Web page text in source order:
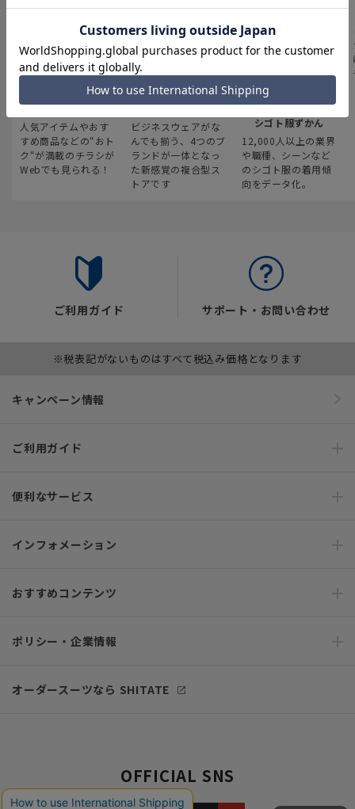
最新のお買い得情報
人気アイテムやおす
すめ商品などの“おト
ク“が満載のチラシが
Webでも見られる！
スーツスクエア
ビジネスウェアがな
んでも揃う、4つのブ
ランドが一体となっ
た新感覚の複合型ス
トアです
みんなの
シゴト服ずかん
12,000人以上の業界
や職種、シーンなど
のシゴト服の着用傾
向をデータ化。
ご利用ガイド サポート・お問い合わせ
※税表記がないものはすべて税込み価格となります
キャンペーン情報
ご利用ガイド
便利なサービス
インフォメーション
おすすめコンテンツ
ポリシー・企業情報
オーダースーツなら SHITATE
OFFICIAL SNS